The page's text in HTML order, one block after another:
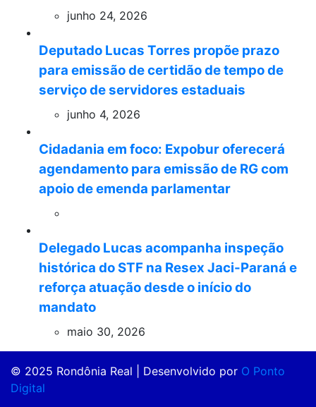
junho 24, 2026
Deputado Lucas Torres propõe prazo
para emissão de certidão de tempo de
serviço de servidores estaduais
junho 4, 2026
Cidadania em foco: Expobur oferecerá
agendamento para emissão de RG com
apoio de emenda parlamentar
Delegado Lucas acompanha inspeção
histórica do STF na Resex Jaci-Paraná e
reforça atuação desde o início do
mandato
maio 30, 2026
© 2025 Rondônia Real | Desenvolvido por O Ponto
Digital